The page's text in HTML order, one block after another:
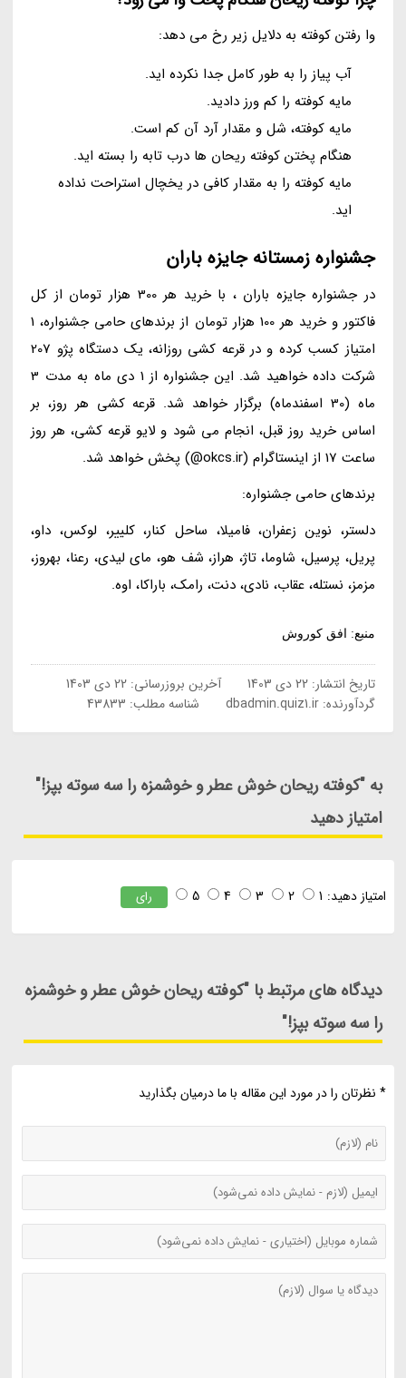
وا رفتن کوفته به دلایل زیر رخ می دهد:
آب پیاز را به طور کامل جدا نکرده اید.
مایه کوفته را کم ورز دادید.
مایه کوفته، شل و مقدار آرد آن کم است.
هنگام پختن کوفته ریحان ها درب تابه را بسته اید.
مایه کوفته را به مقدار کافی در یخچال استراحت نداده
اید.
جشنواره زمستانه جایزه باران
در جشنواره جایزه باران ، با خرید هر 300 هزار تومان از کل
فاکتور و خرید هر 100 هزار تومان از برندهای حامی جشنواره، 1
امتیاز کسب کرده و در قرعه کشی روزانه، یک دستگاه پژو 207
شرکت داده خواهید شد. این جشنواره از 1 دی ماه به مدت 3
ماه (30 اسفندماه) برگزار خواهد شد. قرعه کشی هر روز، بر
اساس خرید روز قبل، انجام می شود و لایو قرعه کشی، هر روز
ساعت 17 از اینستاگرام (okcs.ir@) پخش خواهد شد.
برندهای حامی جشنواره:
دلستر، نوین زعفران، فامیلا، ساحل کنار، کلییر، لوکس، داو،
پریل، پرسیل، شاوما، تاژ، هراز، شف هو، مای لیدی، رعنا، بهروز،
مزمز، نستله، عقاب، نادی، دنت، رامک، باراکا، اوه.
منبع: افق کوروش
تاریخ انتشار:22 دی 1403 آخرین بروزرسانی:22 دی 1403
گردآورنده:dbadmin.quiz1.ir شناسه مطلب: 43833
به "کوفته ریحان خوش عطر و خوشمزه را سه سوته بپز!"
امتیاز دهید
امتیاز دهید: 1
2
3
4
5 رای
دیدگاه های مرتبط با "کوفته ریحان خوش عطر و خوشمزه
را سه سوته بپز!"
* نظرتان را در مورد این مقاله با ما درمیان بگذارید